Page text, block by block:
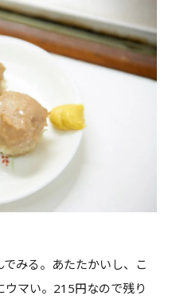
みる。あたたかいし、こ
マい。215円なので残り